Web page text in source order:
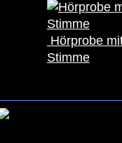
Hörprobe
Stimme